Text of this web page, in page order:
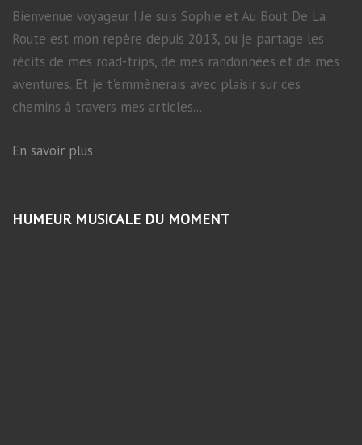
Bienvenue voyageur ! Je suis Sophie et Au Bout De La
Route est mon repère depuis 2013, où je partage les
récits de mes road-trips, de mes randonnées et de mes
aventures. Et je t'emmènerais avec plaisir sur ces
chemins à travers mes articles...
En savoir plus
HUMEUR MUSICALE DU MOMENT